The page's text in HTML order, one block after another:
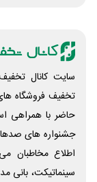
سایت کانال
تخفیف فروشگاه
حاضر با همراهی
جشنواره های صدها
اطلاع مخاطبان
سینماتیکت، بانی